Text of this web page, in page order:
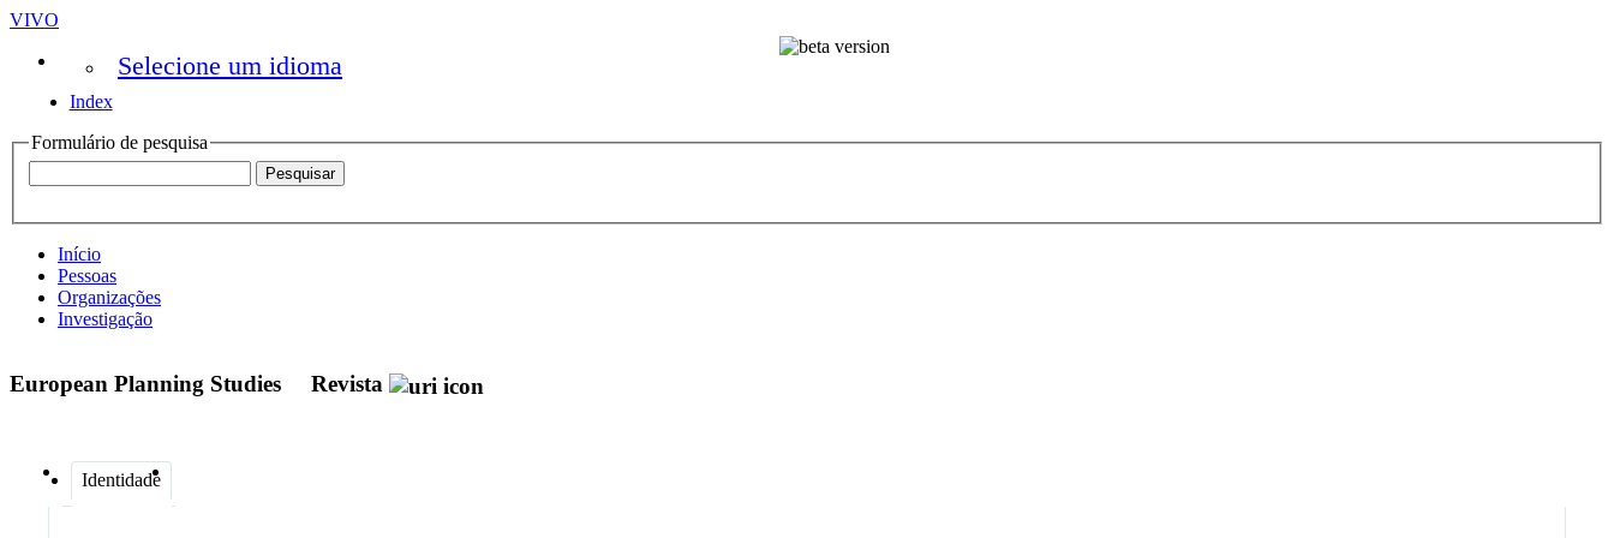
VIVO
Selecione um idioma
Index
Formulário de pesquisa
Início
Pessoas
Organizações
Investigação
European Planning Studies Revista
Identidade